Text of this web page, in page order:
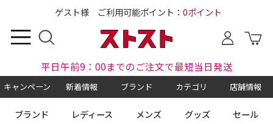
ゲスト様 ご利用可能ポイント： 0ポイント
平日午前9：00までのご注文で最短当日発送
キャンペーン 新着情報 ブランド カテゴリ 店舗情報
ブランド レディース メンズ グッズ セール